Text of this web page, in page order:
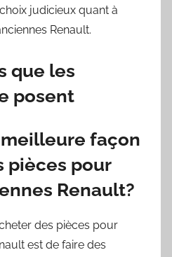
judicieux quant à
Renault.
que les
posent
façon
pièces pour
Renault?
des pièces pour
est de faire des